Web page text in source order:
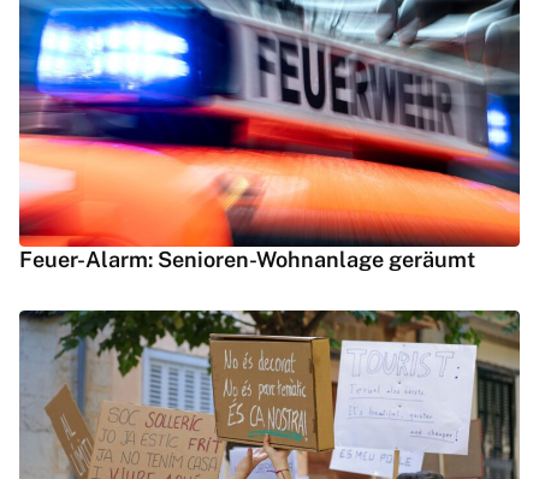
Feuer-Alarm: Senioren-Wohnanlage geräumt